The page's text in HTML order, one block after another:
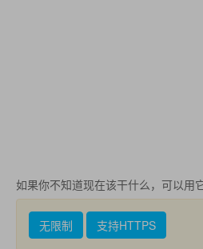
如果你不知道现在该干什么，可以用
无限制 支持HTTPS